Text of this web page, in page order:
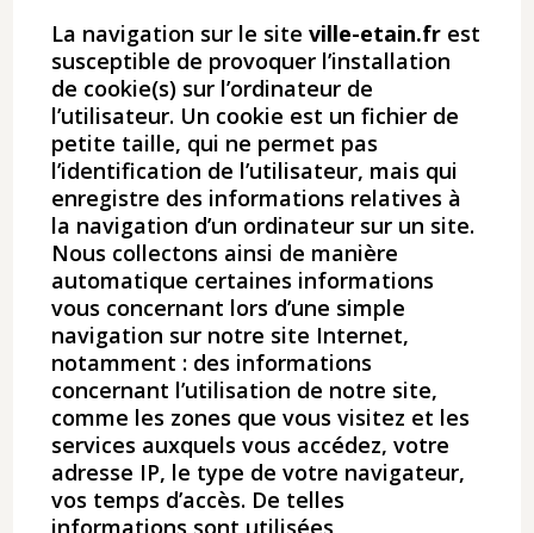
La navigation sur le siteville-etain.fr est
susceptible de provoquer l’installation
de cookie(s) sur l’ordinateur de
l’utilisateur. Un cookie est un fichier de
petite taille, qui ne permet pas
l’identification de l’utilisateur, mais qui
enregistre des informations relatives à
la navigation d’un ordinateur sur un site.
Nous collectons ainsi de manière
automatique certaines informations
vous concernant lors d’une simple
navigation sur notre site Internet,
notamment : des informations
concernant l’utilisation de notre site,
comme les zones que vous visitez et les
services auxquels vous accédez, votre
adresse IP, le type de votre navigateur,
vos temps d’accès. De telles
informations sont utilisées